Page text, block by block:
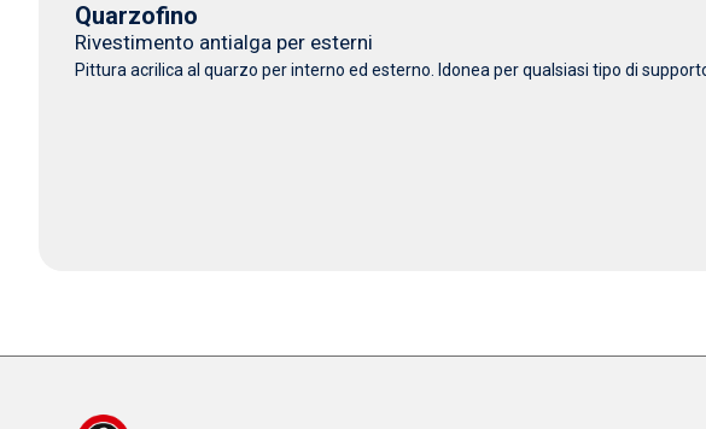
Quarzofino
Rivestimento antialga per esterni
Pittura acrilica al quarzo per interno ed esterno. Idonea per qualsiasi tipo di